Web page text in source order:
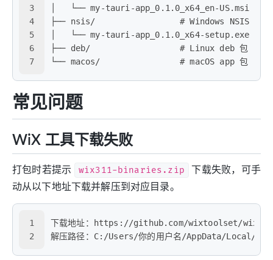
3
4
5
6
7
│   └── my-tauri-app_0.1.0_x64_en-US.msi
├── nsis/                 # Windows NSIS 安装
│   └── my-tauri-app_0.1.0_x64-setup.exe
├── deb/                  # Linux deb 包
└── macos/                # macOS app 包
常见问题
WiX 工具下载失败
打包时若提示 wix311-binaries.zip
下载失败，可手
动从以下地址下载并解压到对应目录。
1
2
下载地址：https://github.com/wixtoolset/wix3/
解压路径：C:/Users/你的用户名/AppData/Local/